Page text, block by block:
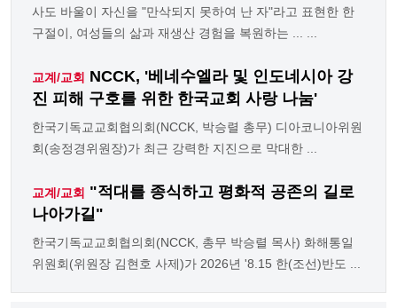
사도 바울이 자신을 "만삭되지 못하여 난 자"라고 표현한 한
구절이, 여성들의 삶과 재생산 경험을 복원하는 ... ...
교계/교회 NCCK, '베네수엘라 및 인도네시아 강
진 피해 구호를 위한 한국교회 사랑 나눔'
한국기독교교회협의회(NCCK, 박승렬 총무) 디아코니아위원
회(송정경위원장)가 최근 강력한 지진으로 막대한 ...
교계/교회 "적대를 종식하고 평화적 공존의 길로
나아가길"
한국기독교교회협의회(NCCK, 총무 박승렬 목사) 화해통일
위원회(위원장 김현호 사제)가 2026년 '8.15 한(조선)반도 ...